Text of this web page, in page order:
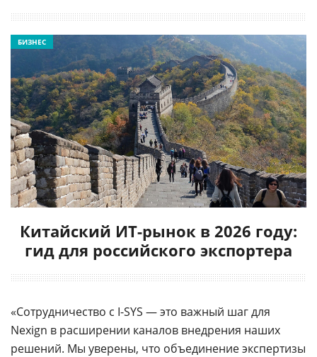
Китайский ИТ-рынок в 2026 году:
гид для российского экспортера
БИЗНЕС
«Сотрудничество с I-SYS — это важный шаг для
Nexign в расширении каналов внедрения наших
решений. Мы уверены, что объединение экспертизы